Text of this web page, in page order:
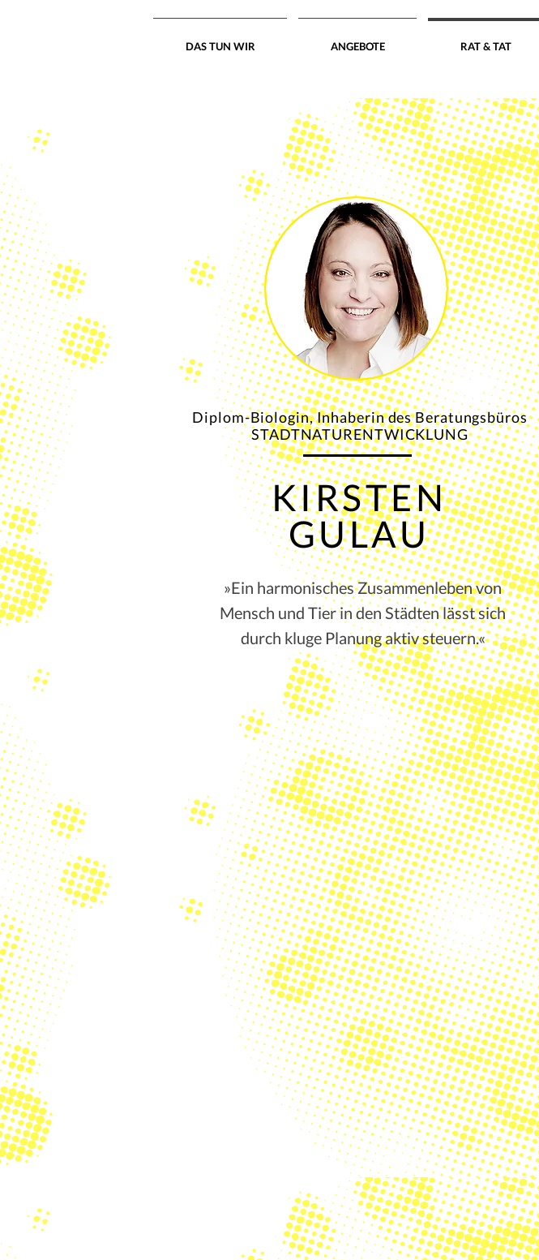
DAS TUN WIR ANGEBOTE RAT & TAT
Diplom-Biologin, Inhaberin des Beratungsbüros
STADTNATURENTWICKLUNG
KIRSTEN
GULAU
»Ein harmonisches Zusammenleben von
Mensch und Tier in den Städten lässt sich
durch kluge Planung aktiv steuern.«